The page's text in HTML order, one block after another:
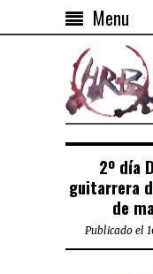
Menu
2º día
guitarrera
de
Publicado el